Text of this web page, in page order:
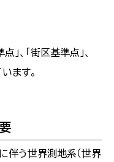
、「街区基準点」、
ます。
伴う世界測地系（世界